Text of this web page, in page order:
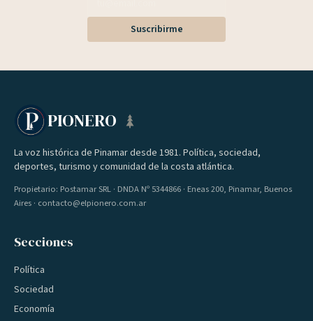
Suscribirme
PIONERO
La voz histórica de Pinamar desde 1981. Política, sociedad,
deportes, turismo y comunidad de la costa atlántica.
Propietario: Postamar SRL · DNDA Nº 5344866 · Eneas 200, Pinamar, Buenos
Aires · contacto@elpionero.com.ar
Secciones
Política
Sociedad
Economía